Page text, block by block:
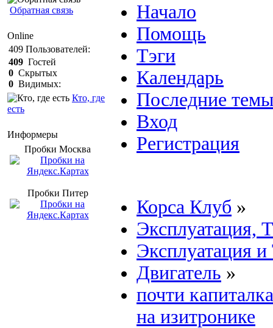
Обратная связь
Online
409 Пользователей:
409 Гостей
0 Скрытых
0 Видимых:
Кто, где
есть
Информеры
Пробки Mосква
Пробки Питер
Начало
Помощь
Тэги
Календарь
Последние
Вход
Регистрация
Корса Клуб »
Эксплуатация,
Эксплуатация
Двигатель »
почти
на изитронике